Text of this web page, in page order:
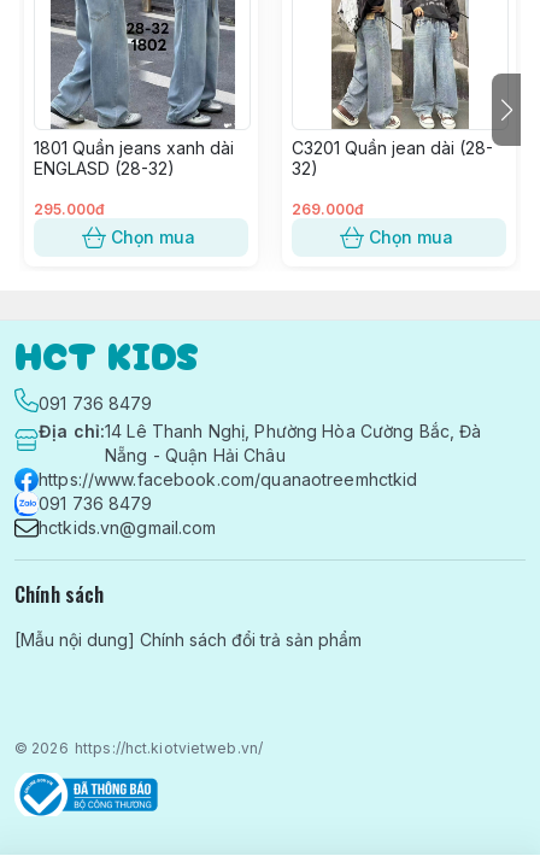
1801 Quần jeans xanh dài
ENGLASD (28-32)
295.000đ
Chọn mua
C3201 Quần jean dài (28-
32)
269.000đ
Chọn mua
HCT KIDS
091 736 8479
Địa chỉ:14 Lê Thanh Nghị, Phường Hòa Cường Bắc, Đà
Nẵng - Quận Hải Châu
https://www.facebook.com/quanaotreemhctkid
091 736 8479
hctkids.vn@gmail.com
Chính sách
[Mẫu nội dung] Chính sách đổi trả sản phẩm
© 2026 https://hct.kiotvietweb.vn/